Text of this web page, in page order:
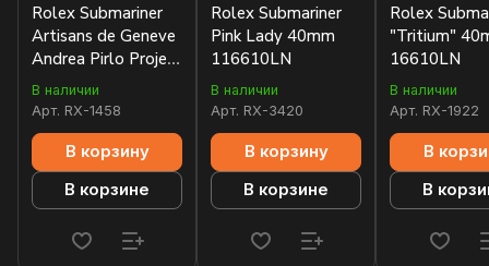
Rolex Submariner
Artisans de Geneve
Andrea Pirlo Project
40mm
В наличии
Арт. RX-1458
В корзину
В корзине
Rolex Submariner
Pink Lady 40mm
116610LN
В наличии
Арт. RX-3420
В корзину
В корзине
Rolex
"Tritium"
16610LN
В наличии
Арт. RX-1922
В
В